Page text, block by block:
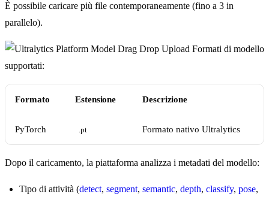
È possibile caricare più file contemporaneamente (fino a 3 in
parallelo).
Formati di modello
supportati:
Formato Estensione Descrizione
PyTorch .pt Formato nativo Ultralytics
Dopo il caricamento, la piattaforma analizza i metadati del modello:
Tipo di attività (detect, segment, semantic, depth, classify, pose,